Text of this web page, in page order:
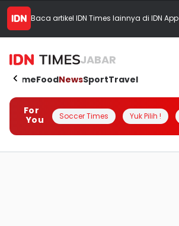
Baca artikel IDN Times lainnya di IDN App
JABAR
HomeFoodNewsSportTravel
For
You
Soccer Times Yuk Pilih !